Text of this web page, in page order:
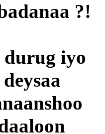
?!
iyo